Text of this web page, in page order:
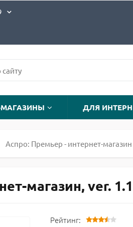
МАГАЗИНЫ ДЛЯ
Аспро: Премьер - интернет-магазин
магазин, ver.
Рейтинг: